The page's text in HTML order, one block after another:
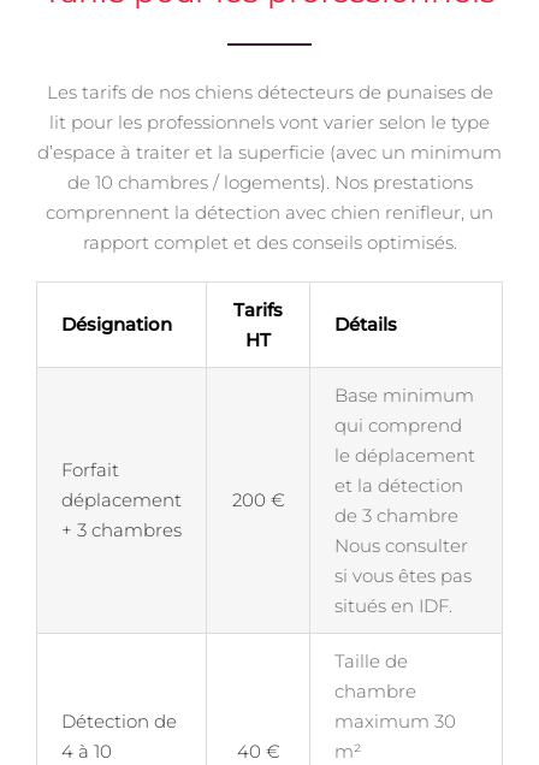
Les tarifs de nos chiens détecteurs de punaises de
lit pour les professionnels vont varier selon le type
d’espace à traiter et la superficie (avec un minimum
de 10 chambres / logements). Nos prestations
comprennent la détection avec chien renifleur, un
rapport complet et des conseils optimisés.
Désignation
Tarifs
HT
Détails
Forfait
déplacement
+ 3 chambres
200 €
Base minimum
qui comprend
le déplacement
et la détection
de 3 chambre
Nous consulter
si vous êtes pas
situés en IDF.
Détection de
4 à 10
40 €
Taille de
chambre
maximum 30
m²